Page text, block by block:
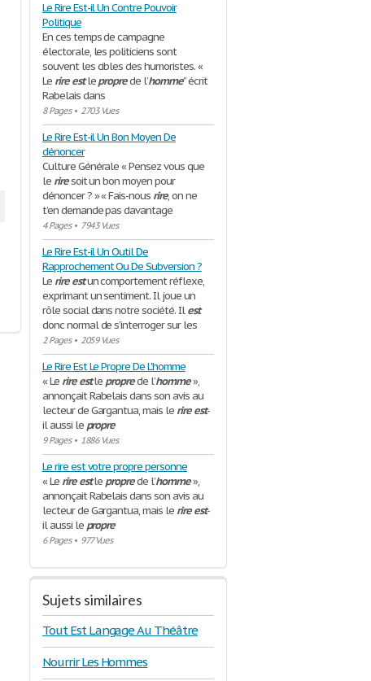
Le Rire Est-il Un Contre Pouvoir
Politique
En ces temps de campagne
électorale, les politiciens sont
souvent les cibles des humoristes. «
Le rire estleproprede l’homme’’ écrit
Rabelais dans
8 Pages• 2703 Vues
Le Rire Est-il Un Bon Moyen De
dénoncer
Culture Générale « Pensez vous que
le riresoit un bon moyen pour
dénoncer ? » « Fais-nous rire, on ne
t’en demande pas davantage
4 Pages• 7943 Vues
Le Rire Est-il Un Outil De
Rapprochement Ou De Subversion ?
Le rire estun comportement réflexe,
exprimant un sentiment. Il joue un
rôle social dans notre société. Ilest
donc normal de s’interroger sur les
2 Pages• 2059 Vues
Le Rire Est Le Propre De L'homme
« Le rire estle proprede l’homme»,
annonçait Rabelais dans son avis au
lecteur de Gargantua, mais le rire est-
il aussi le propre
9 Pages• 1886 Vues
Le rire est votre propre personne
« Le rire estle proprede l’homme»,
annonçait Rabelais dans son avis au
lecteur de Gargantua, mais le rire est-
il aussi le propre
6 Pages• 977 Vues
Sujets similaires
Tout Est Langage Au Théâtre
Nourrir Les Hommes